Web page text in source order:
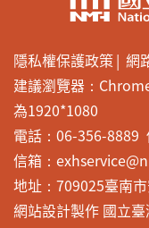
隱私權保護政策 網
建議瀏覽器：
為1920*1080
電話：06-356-8889
信箱：
地址：709025臺南
網站設計製作 國立